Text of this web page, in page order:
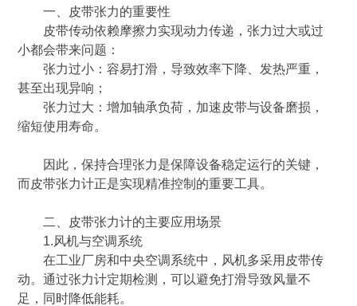
一、皮带张力的重要性
皮带传动依赖摩擦力实现动力传递，张力过大或过
小都会带来问题：
张力过小：容易打滑，导致效率下降、发热严重，
甚至出现异响；
张力过大：增加轴承负荷，加速皮带与设备磨损，
缩短使用寿命。
因此，保持合理张力是保障设备稳定运行的关键，
而皮带张力计正是实现精准控制的重要工具。
二、皮带张力计的主要应用场景
1.风机与空调系统
在工业厂房和中央空调系统中，风机多采用皮带传
动。通过张力计定期检测，可以避免打滑导致风量不
足，同时降低能耗。